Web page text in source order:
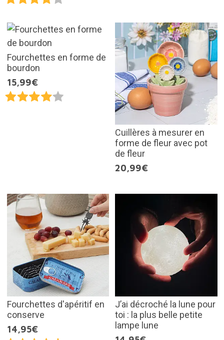
Fourchettes en forme de
bourdon
15,99€
Cuillères à mesurer en
forme de fleur avec pot
de fleur
20,99€
Fourchettes d'apéritif en
conserve
14,95€
J’ai décroché la lune pour
toi : la plus belle petite
lampe lune